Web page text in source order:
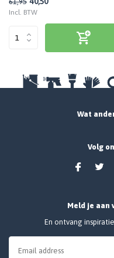
Incl. BTW
Wat
Volg
Meld je aan
En ontvang